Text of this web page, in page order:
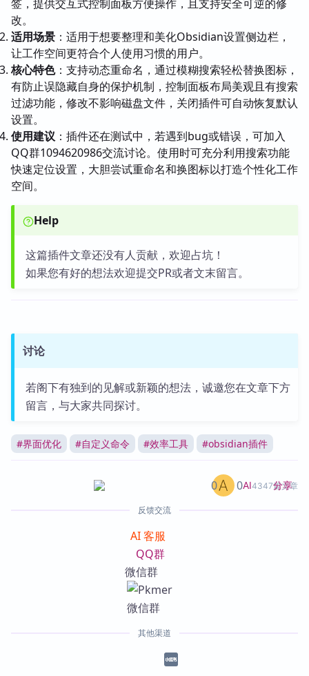
签，提供交互式控制面板方便操作，且支持安全可逆的修
改。
适用场景 ：适用于想要整理和美化Obsidian设置侧边栏，
让工作空间更符合个人使用习惯的用户。
核心特色：支持动态重命名，通过模糊搜索轻松替换图标，
有防止误隐藏自身的保护机制，控制面板布局美观且有搜索
过滤功能，修改不影响磁盘文件，关闭插件可自动恢复默认
设置。
使用建议 ：插件还在测试中，若遇到bug或错误，可加入
QQ群1094620986交流讨论。使用时可充分利用搜索功能
快速定位设置，大胆尝试重命名和换图标以打造个性化工作
空间。
Help
这篇插件文章还没有人贡献，欢迎占坑！
如果您有好的想法欢迎提交PR或者文末留言。
讨论
若阁下有独到的见解或新颖的想法，诚邀您在文章下方
留言，与大家共同探讨。
#界面优化 #自定义命令 #效率工具 #obsidian插件
AI4347篇文章
0 0 分享
反馈交流
AI 客服
QQ群
微信群
其他渠道